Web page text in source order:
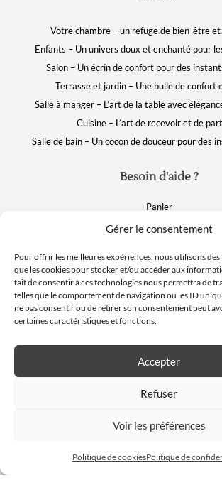
Gérer le consentement
Pour offrir les meilleures expériences, nous utilisons
que les cookies pour stocker et/ou accéder aux
fait de consentir à ces technologies nous permettra de
telles que le comportement de navigation ou les ID
ne pas consentir ou de retirer son consentement peut
certaines caractéristiques et fonctions.
Accepter
Refuser
Voir les préférences
Politique de cookiesPolitique de
Besoin d'aide ?
Panier
FAQ
Suivez nous
Votre chambre – un refuge de bien-être
Enfants – Un univers doux et enchanté pour
Salon – Un écrin de confort pour des
Terrasse et jardin – Une bulle de confort
Salle à manger – L’art de la table avec
Cuisine – L’art de recevoir et de
Salle de bain – Un cocon de douceur pour des
Newsletter
Ne manquez pas nos offres exclusives et nos ventes
S'inscrire à la